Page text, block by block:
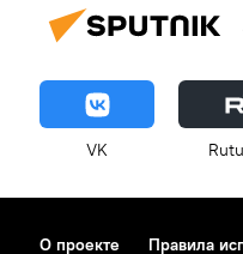
VK
О проекте Правила